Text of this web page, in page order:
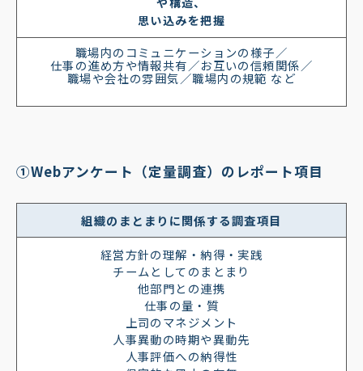
思い込みを把握
職場内のコミュニケーションの様子／
仕事の進め方や情報共有／お互いの信頼関係／
職場や会社の雰囲気／職場内の規範 など
①Webアンケート（定量調査）のレポート項目
組織のまとまりに関係する調査項目
経営方針の理解・納得・実践
チームとしてのまとまり
他部門との連携
仕事の量・質
上司のマネジメント
人事異動の時期や異動先
人事評価への納得性